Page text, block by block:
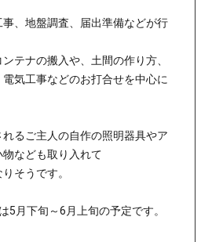
、地盤調査、届出準備などが行
テナの搬入や、土間の作り方、
気工事などのお打合せを中心に
るご主人の自作の照明器具やア
なども取り入れて
そうです。
5月下旬～6月上旬の予定です。